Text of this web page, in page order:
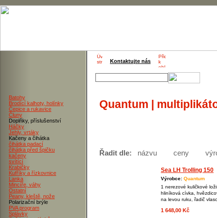
Kontaktujte nás
Batohy
Brodící kalhoty, holínky
Čepice a rukavice
Čluny
Doplňky, příslušenství
Háčky
Jehly, vrtáky
Kačeny a čihátka
čihátka padací
čihátka před špičku
kačeny
svítící
Krabičky
Kufříky a řízkovnice
Lanka
Mincíře, váhy
Ostatní
Peany, kleště, nože
Polarizační brýle
PVA program
Splávky
Quantum |
Řadit dle: názvu ceny
Sea LH Trolling 150
Výrobce: Quantum
1 nerezové kuličkové
hliníková cívka,
na levou ruku, řadič
1 648,00 Kč